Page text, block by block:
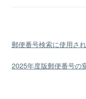
郵便番号検索に使用さ
2025年度版郵便番号の